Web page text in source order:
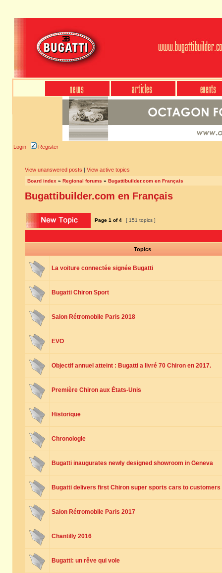
Login Register
View unanswered posts | View active topics
Board index » Regional forums » Bugattibuilder.com en Français
Bugattibuilder.com en Français
Page 1 of4 [ 151 topics ]
Topics
La voiture connectée signée Bugatti
Bugatti Chiron Sport
Salon Rétromobile Paris 2018
EVO
Objectif annuel atteint : Bugatti a livré 70 Chiron en 2017.
Première Chiron aux États-Unis
Historique
Chronologie
Bugatti inaugurates newly designed showroom in Geneva
Bugatti delivers first Chiron super sports cars to customers
Salon Rétromobile Paris 2017
Chantilly 2016
Bugatti: un rêve qui vole